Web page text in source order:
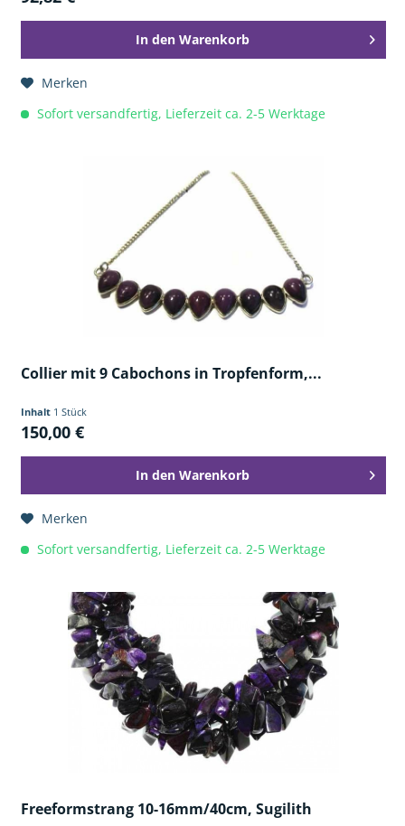
In den Warenkorb
Merken
Sofort versandfertig, Lieferzeit ca. 2-5 Werktage
Collier mit 9 Cabochons in Tropfenform,...
Inhalt 1 Stück
150,00 €
In den Warenkorb
Merken
Sofort versandfertig, Lieferzeit ca. 2-5 Werktage
Freeformstrang 10-16mm/40cm, Sugilith